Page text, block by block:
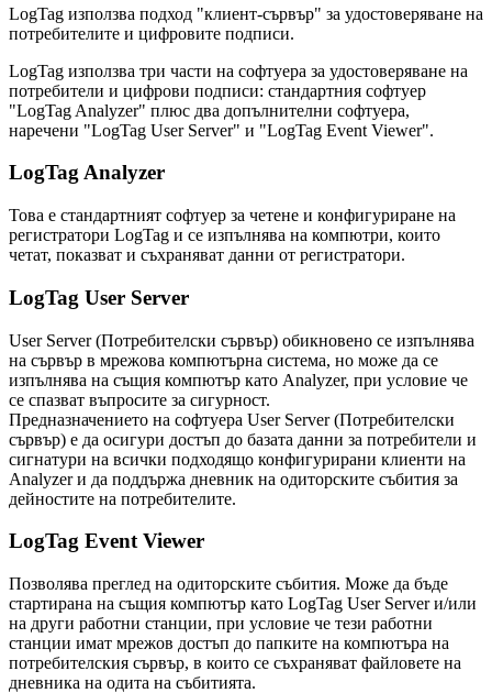
LogTag използва подход "клиент-сървър" за удостоверяване на
потребителите и цифровите подписи.
LogTag използва три части на софтуера за удостоверяване на
потребители и цифрови подписи: стандартния софтуер
"LogTag Analyzer" плюс два допълнителни софтуера,
наречени "LogTag User Server" и "LogTag Event Viewer".
LogTag Analyzer
Това е стандартният софтуер за четене и конфигуриране на
регистратори LogTag и се изпълнява на компютри, които
четат, показват и съхраняват данни от регистратори.
LogTag User Server
User Server (Потребителски сървър) обикновено се изпълнява
на сървър в мрежова компютърна система, но може да се
изпълнява на същия компютър като Analyzer, при условие че
се спазват въпросите за сигурност.
Предназначението на софтуера User Server (Потребителски
сървър) е да осигури достъп до базата данни за потребители и
сигнатури на всички подходящо конфигурирани клиенти на
Analyzer и да поддържа дневник на одиторските събития за
дейностите на потребителите.
LogTag Event Viewer
Позволява преглед на одиторските събития. Може да бъде
стартирана на същия компютър като LogTag User Server и/или
на други работни станции, при условие че тези работни
станции имат мрежов достъп до папките на компютъра на
потребителския сървър, в които се съхраняват файловете на
дневника на одита на събитията.